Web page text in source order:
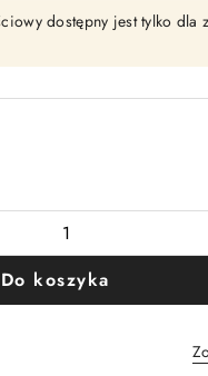
dostępny jest tylko dla
Do koszyka